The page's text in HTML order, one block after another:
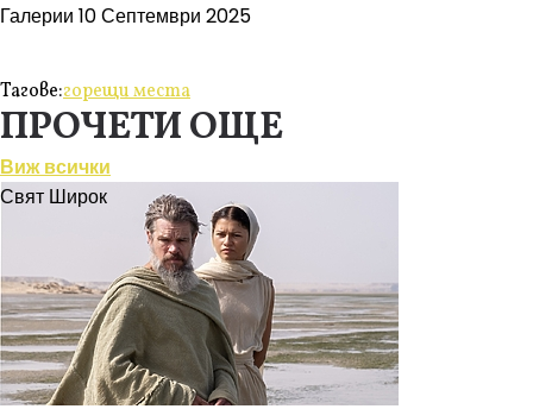
Галерии 10 Септември 2025
Тагове:горещи места
ПРОЧЕТИ ОЩЕ
Виж всички
Свят Широк